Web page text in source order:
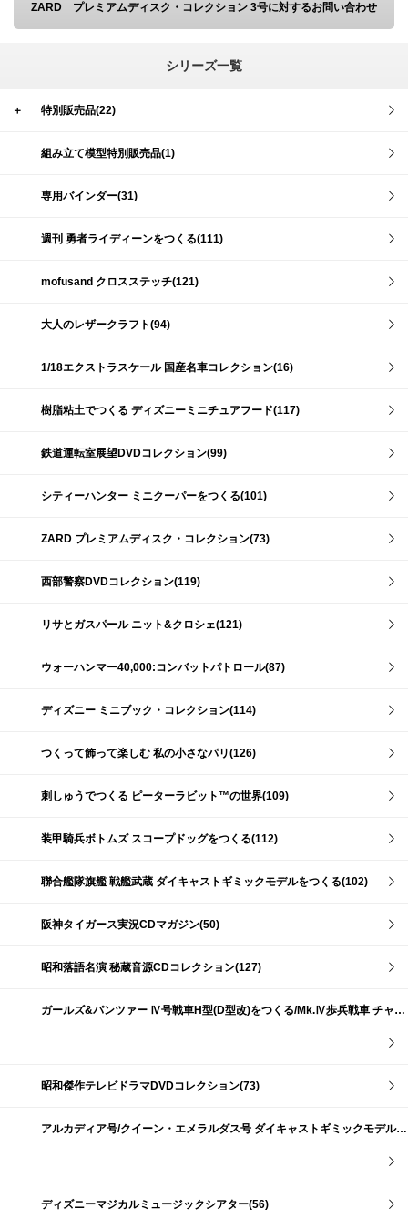
ZARD プレミアムディスク・コレクション 3号に対するお問い合わせ
シリーズ一覧
＋ 特別販売品(22)
組み立て模型特別販売品(1)
専用バインダー(31)
週刊 勇者ライディーンをつくる(111)
mofusand クロスステッチ(121)
大人のレザークラフト(94)
1/18エクストラスケール 国産名車コレクション(16)
樹脂粘土でつくる ディズニーミニチュアフード(117)
鉄道運転室展望DVDコレクション(99)
シティーハンター ミニクーパーをつくる(101)
ZARD プレミアムディスク・コレクション(73)
西部警察DVDコレクション(119)
リサとガスパール ニット&クロシェ(121)
ウォーハンマー40,000:コンバットパトロール(87)
ディズニー ミニブック・コレクション(114)
つくって飾って楽しむ 私の小さなパリ(126)
刺しゅうでつくる ピーターラビット™の世界(109)
装甲騎兵ボトムズ スコープドッグをつくる(112)
聯合艦隊旗艦 戦艦武蔵 ダイキャストギミックモデルをつくる(102)
阪神タイガース実況CDマガジン(50)
昭和落語名演 秘蔵音源CDコレクション(127)
ガールズ&パンツァー Ⅳ号戦車H型(D型改)をつくる/Mk.Ⅳ歩兵戦車 チャーチルMk.Ⅶをつくる(191)
昭和傑作テレビドラマDVDコレクション(73)
アルカディア号/クイーン・エメラルダス号 ダイキャストギミックモデルをつくる(159)
ディズニーマジカルミュージックシアター(56)